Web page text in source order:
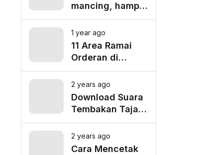
mancing, hampir
tenggelam gara-
gara belut besar
1 year ago
11 Area Ramai
Orderan di
Depok, Cek
Lokasi Favorit
untuk Mangkal
Driver Online
2 years ago
Download Suara
Tembakan Tajam
Burung Siri Siri
Gacor Mp3
2 years ago
Cara Mencetak